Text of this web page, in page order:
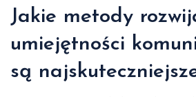
Jakie metody
umiejętności
są